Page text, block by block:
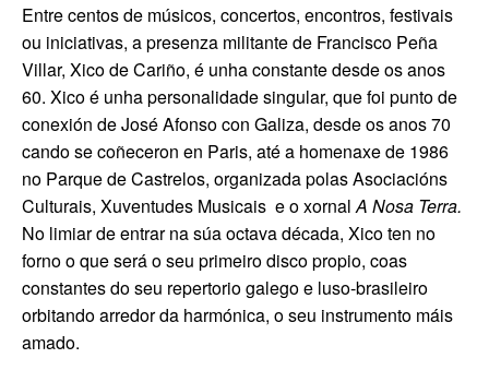
Entre centos de músicos, concertos, encontros, festivais
ou iniciativas, a presenza militante de Francisco Peña
Villar, Xico de Cariño, é unha constante desde os anos
60. Xico é unha personalidade singular, que foi punto de
conexión de José Afonso con Galiza, desde os anos 70
cando se coñeceron en Paris, até a homenaxe de 1986
no Parque de Castrelos, organizada polas Asociacións
Culturais, Xuventudes Musicais e o xornal A Nosa Terra.
No limiar de entrar na súa octava década, Xico ten no
forno o que será o seu primeiro disco propio, coas
constantes do seu repertorio galego e luso-brasileiro
orbitando arredor da harmónica, o seu instrumento máis
amado.